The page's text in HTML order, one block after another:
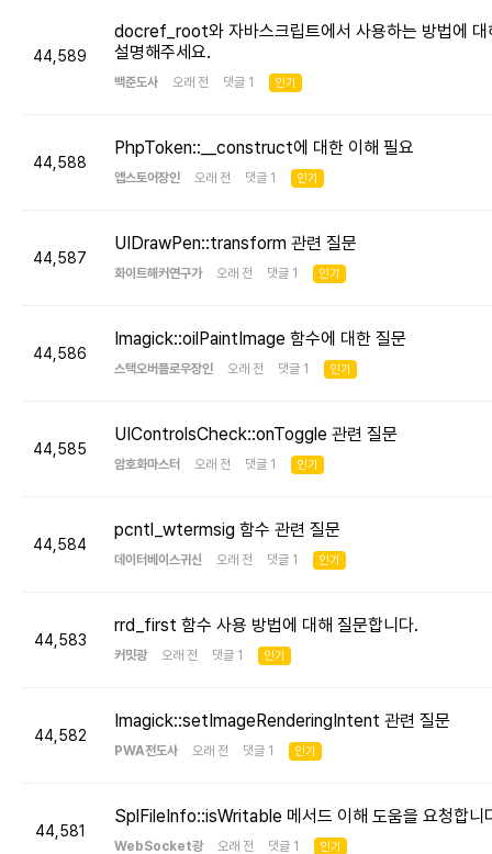
44,589
docref_root와 자바스크립트에서 사용하는 방법에 대
설명해주세요.
백준도사 오래 전 댓글 1 인기
44,588
PhpToken::__construct에 대한 이해 필요
앱스토어장인 오래 전 댓글 1 인기
44,587
UIDrawPen::transform 관련 질문
화이트해커연구가 오래 전 댓글 1 인기
44,586
Imagick::oilPaintImage 함수에 대한 질문
스택오버플로우장인 오래 전 댓글 1 인기
44,585
UIControlsCheck::onToggle 관련 질문
암호화마스터 오래 전 댓글 1 인기
44,584
pcntl_wtermsig 함수 관련 질문
데이터베이스귀신 오래 전 댓글 1 인기
44,583
rrd_first 함수 사용 방법에 대해 질문합니다.
커밋광 오래 전 댓글 1 인기
44,582
Imagick::setImageRenderingIntent 관련 질문
PWA전도사 오래 전 댓글 1 인기
44,581
SplFileInfo::isWritable 메서드 이해 도움을 요청합니
WebSocket광 오래 전 댓글 1 인기